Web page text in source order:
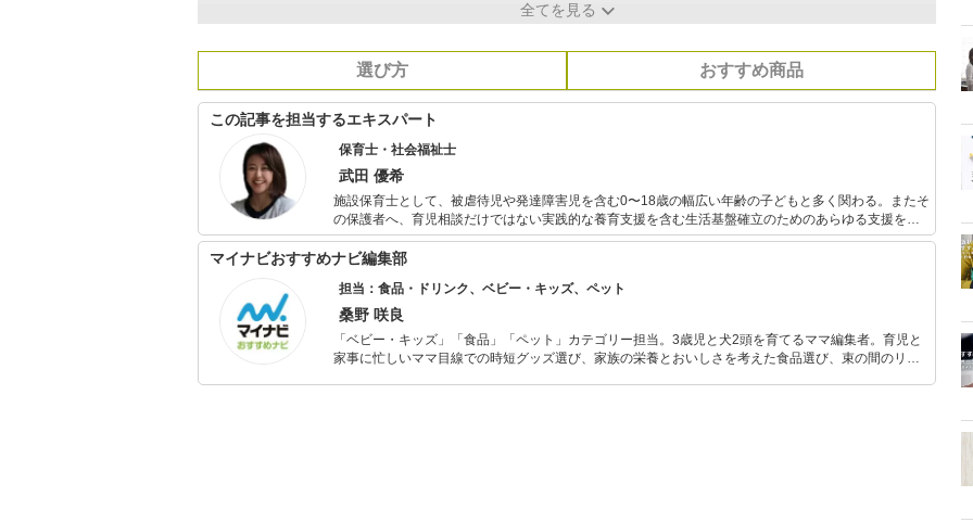
全てを見る
選び方 おすすめ商品
この記事を担当するエキスパート
保育士・社会福祉士
武田 優希
施設保育士として、被虐待児や発達障害児を含む0〜18歳の幅広い年齢の子どもと多く関わる。またそ
の保護者へ、育児相談だけではない実践的な養育支援を含む生活基盤確立のためのあらゆる支援を行
い、後に社会福祉士を取得。 全国転勤族で、帯同に伴う転職で企業主導型保育園や小規模保育園での
勤務経験もあり。 保育士人材紹介会社のコラムを執筆担当中。 また転勤族の妻向けのブログを運営
マイナビおすすめナビ編集部
担当：食品・ドリンク、ベビー・キッズ、ペット
桑野 咲良
「ベビー・キッズ」「食品」「ペット」カテゴリー担当。3歳児と犬2頭を育てるママ編集者。育児と
家事に忙しいママ目線での時短グッズ選び、家族の栄養とおいしさを考えた食品選び、束の間のリラ